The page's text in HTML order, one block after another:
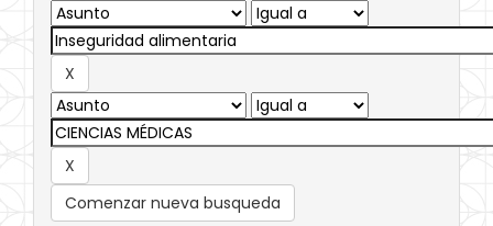
Comenzar nueva busqueda